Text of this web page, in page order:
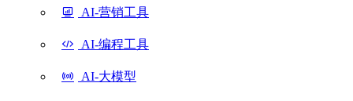
AI-营销工具
AI-编程工具
AI-大模型